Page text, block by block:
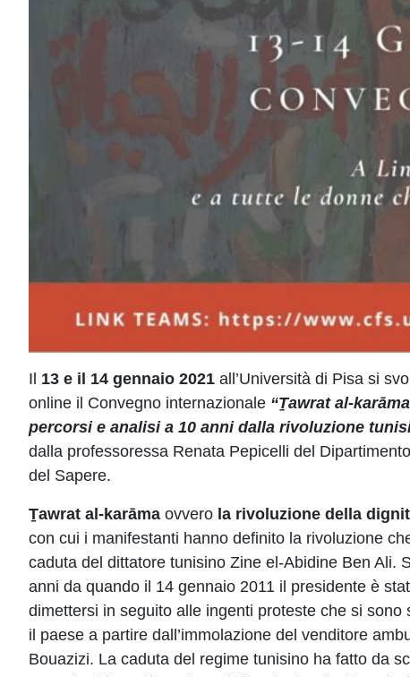
Il 13 e il 14 gennaio 2021 all’Università di Pisa si
online il Convegno internazionale “Ṯawrat al-
percorsi e analisi a 10 anni dalla rivoluzione
dalla professoressa Renata Pepicelli del
del Sapere.
Ṯawrat al-karāma ovvero la rivoluzione della
con cui i manifestanti hanno definito la rivoluzione
caduta del dittatore tunisino Zine el-Abidine Ben Ali.
anni da quando il 14 gennaio 2011 il presidente è
dimettersi in seguito alle ingenti proteste che si sono
il paese a partire dall’immolazione del venditore
Bouazizi. La caduta del regime tunisino ha fatto da